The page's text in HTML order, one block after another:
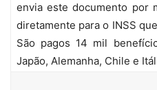
envia este documento por
diretamente para o INSS
São pagos 14 mil
Japão, Alemanha, Chile e